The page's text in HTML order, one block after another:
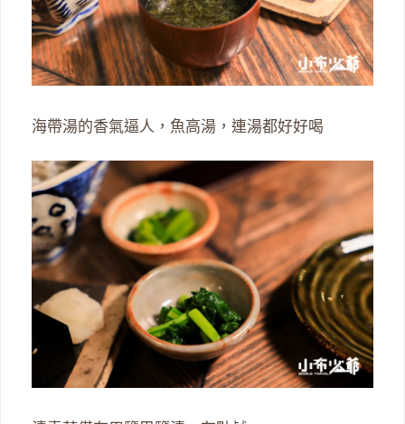
海帶湯的香氣逼人，魚高湯，連湯都好好喝